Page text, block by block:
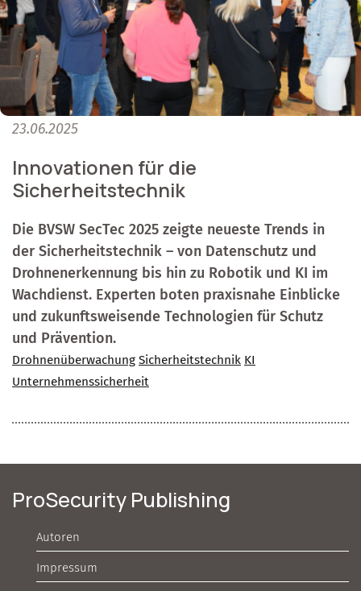
23.06.2025
Innovationen für die
Sicherheitstechnik
Die BVSW SecTec 2025 zeigte neueste Trends in
der Sicherheitstechnik – von Datenschutz und
Drohnenerkennung bis hin zu Robotik und KI im
Wachdienst. Experten boten praxisnahe Einblicke
und zukunftsweisende Technologien für Schutz
und Prävention.
Drohnenüberwachung Sicherheitstechnik KI
Unternehmenssicherheit
ProSecurity Publishing
Autoren
Impressum